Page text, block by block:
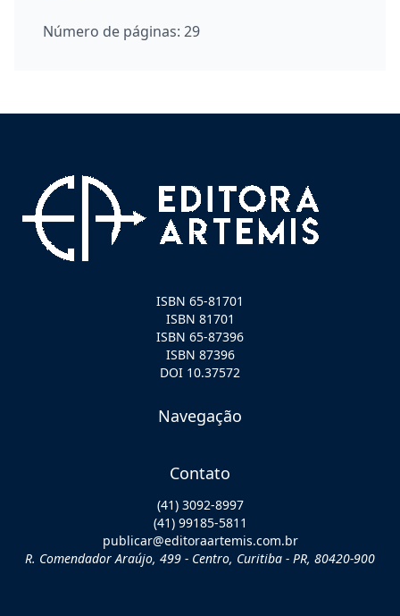
Número de páginas: 29
ISBN 65-81701
ISBN 81701
ISBN 65-87396
ISBN 87396
DOI 10.37572
Navegação
Contato
(41) 3092-8997
(41) 99185-5811
publicar@editoraartemis.com.br
R. Comendador Araújo, 499 - Centro, Curitiba - PR, 80420-900